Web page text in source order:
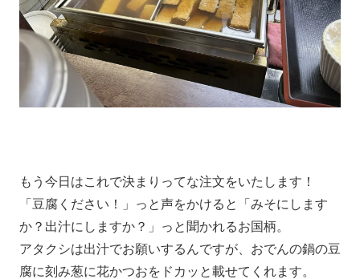
もう今日はこれで決まりってな注文をいたします！
「豆腐ください！」っと声をかけると「みそにします
か？出汁にしますか？」っと聞かれるお国柄。
アタクシは出汁でお願いするんですが、おでんの鍋の豆
腐に刻み葱に花かつおをドカッと載せてくれます。